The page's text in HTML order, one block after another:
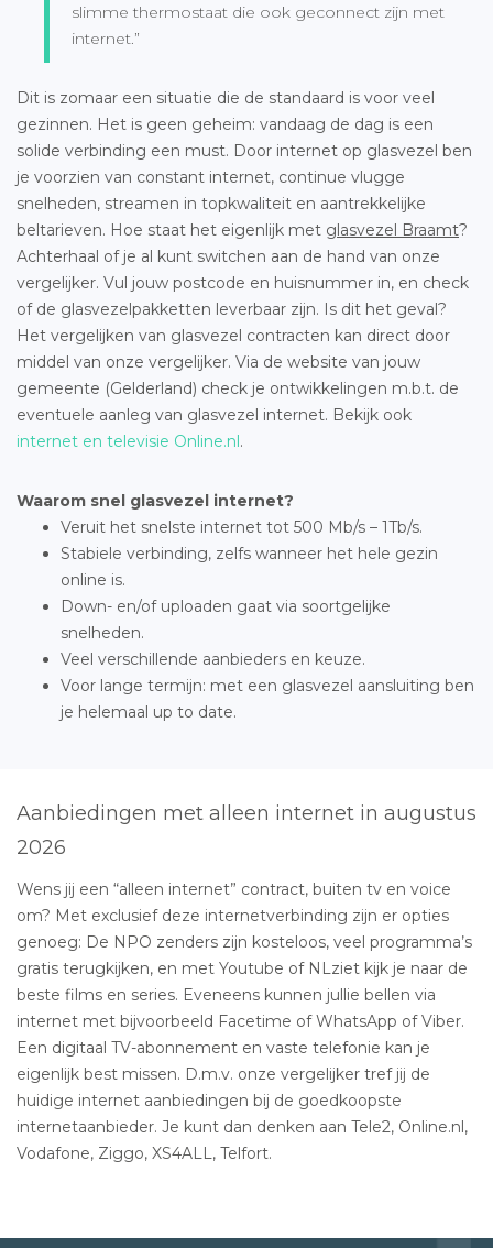
slimme thermostaat die ook geconnect zijn met
internet.”
Dit is zomaar een situatie die de standaard is voor veel
gezinnen. Het is geen geheim: vandaag de dag is een
solide verbinding een must. Door internet op glasvezel ben
je voorzien van constant internet, continue vlugge
snelheden, streamen in topkwaliteit en aantrekkelijke
beltarieven. Hoe staat het eigenlijk met glasvezel Braamt?
Achterhaal of je al kunt switchen aan de hand van onze
vergelijker. Vul jouw postcode en huisnummer in, en check
of de glasvezelpakketten leverbaar zijn. Is dit het geval?
Het vergelijken van glasvezel contracten kan direct door
middel van onze vergelijker. Via de website van jouw
gemeente (Gelderland) check je ontwikkelingen m.b.t. de
eventuele aanleg van glasvezel internet. Bekijk ook
internet en televisie Online.nl.
Waarom snel glasvezel internet?
Veruit het snelste internet tot 500 Mb/s – 1Tb/s.
Stabiele verbinding, zelfs wanneer het hele gezin
online is.
Down- en/of uploaden gaat via soortgelijke
snelheden.
Veel verschillende aanbieders en keuze.
Voor lange termijn: met een glasvezel aansluiting ben
je helemaal up to date.
Aanbiedingen met alleen internet in augustus
2026
Wens jij een “alleen internet” contract, buiten tv en voice
om? Met exclusief deze internetverbinding zijn er opties
genoeg: De NPO zenders zijn kosteloos, veel programma’s
gratis terugkijken, en met Youtube of NLziet kijk je naar de
beste films en series. Eveneens kunnen jullie bellen via
internet met bijvoorbeeld Facetime of WhatsApp of Viber.
Een digitaal TV-abonnement en vaste telefonie kan je
eigenlijk best missen. D.m.v. onze vergelijker tref jij de
huidige internet aanbiedingen bij de goedkoopste
internetaanbieder. Je kunt dan denken aan Tele2, Online.nl,
Vodafone, Ziggo, XS4ALL, Telfort.